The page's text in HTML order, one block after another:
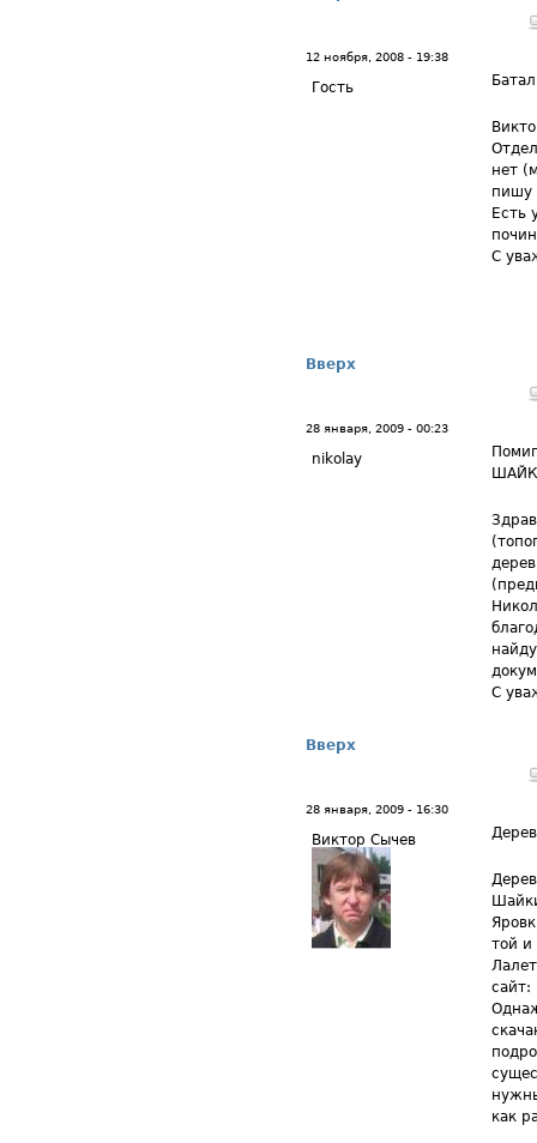
12 ноября, 2008 - 19:38
Гость
нет
пишу
Есть
С
Вверх
28 января, 2009 - 00:23
nikolay
С
Вверх
28 января, 2009 - 16:30
Виктор Сычев
той и
сайт:
как